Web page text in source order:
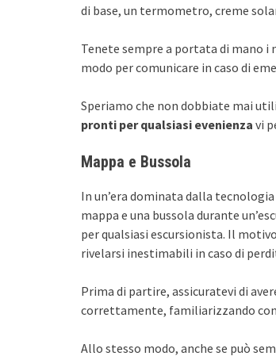
di base, un termometro, creme
Tenete sempre a portata di mano i
modo per comunicare in caso di
Speriamo che non dobbiate mai
pronti per qualsiasi evenienza vi
Mappa e Bussola
In un’era dominata dalla
mappa e una bussola durante
per qualsiasi escursionista. Il
rivelarsi inestimabili in caso di
Prima di partire, assicuratevi di
correttamente, familiarizzando
Allo stesso modo, anche se può